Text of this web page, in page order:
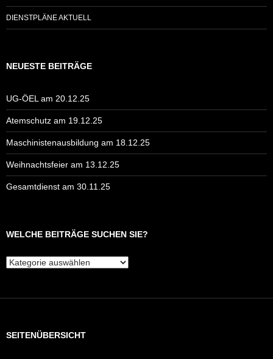
DIENSTPLÄNE AKTUELL
NEUESTE BEITRÄGE
UG-ÖEL am 20.12.25
Atemschutz am 19.12.25
Maschinistenausbildung am 18.12.25
Weihnachtsfeier am 13.12.25
Gesamtdienst am 30.11.25
WELCHE BEITRÄGE SUCHEN SIE?
Welche
SEITENÜBERSICHT